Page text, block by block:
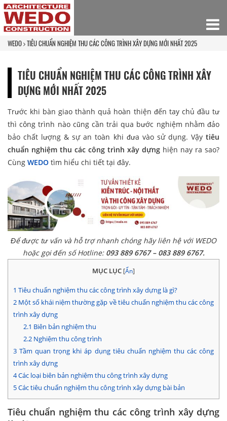
WEDO TIÊU CHUẨN NGHIỆM THU CÁC CÔNG TRÌNH XÂY DỰNG MỚI NHẤT 2025
TIÊU CHUẨN NGHIỆM THU CÁC CÔNG TRÌNH XÂY
DỰNG MỚI NHẤT 2025
Trước khi bàn giao thành quả hoàn thiện đến tay chủ đầu tư
thì công trình nào cũng cần trải qua bước nghiệm nhằm đảo
bảo chất lượng & sự an toàn khi đưa vào sử dụng. Vậy tiêu
chuẩn nghiệm thu các công trình xây dựng hiện nay ra sao?
Cùng WEDO tìm hiểu chi tiết tại đây.
Để được tư vấn và hỗ trợ nhanh chóng hãy liên hệ với WEDO
hoặc gọi đến số Hotline: 093 889 6767 – 083 889 6767.
MỤC LỤC [Ẩn]
1 Tiêu chuẩn nghiệm thu các công trình xây dựng là gì?
2 Một số khái niệm thường gặp về tiêu chuẩn nghiệm thu các công
trình xây dựng
2.1 Biên bản nghiệm thu
2.2Nghiệm thu công trình
3 Tầm quan trọng khi áp dụng tiêu chuẩn nghiệm thu các công
trình xây dựng
4Các loại biên bản nghiệm thu công trình xây dựng
5Các tiêu chuẩn nghiệm thu công trình xây dựng bài bản
Tiêu chuẩn nghiệm thu các công trình xây dựng